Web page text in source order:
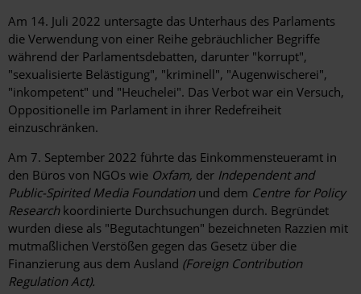
Am 14. Juli 2022 untersagte das Unterhaus des Parlaments
die Verwendung von einer Reihe gebräuchlicher Begriffe
während der Parlamentsdebatten, darunter "korrupt",
"sexualisierte Belästigung", "kriminell", "Augenwischerei",
"inkompetent" und "Heuchelei". Das Verbot war ein Versuch,
Oppositionelle im Parlament in ihrer Redefreiheit
einzuschränken.
Am 7. September 2022 führte das Einkommensteueramt in
den Büros von NGOs wie Oxfam, der Independent and
Public-Spirited Media Foundationund dem Centre for Policy
Researchkoordinierte Durchsuchungen durch. Begründet
wurden diese als "Begutachtungen" bezeichneten Razzien mit
mutmaßlichen Verstößen gegen das Gesetz über die
Finanzierung aus dem Ausland (Foreign Contribution
Regulation Act).